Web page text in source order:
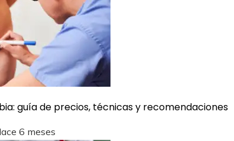
guía de precios, técnicas y recomendaciones
6 meses